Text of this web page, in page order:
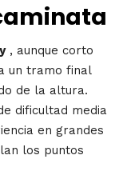
, aunque corto
un tramo final
de la altura.
dificultad media
en grandes
los puntos